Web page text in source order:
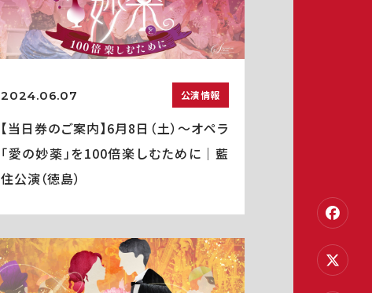
2024.06.07 公演情報
【当日券のご案内】6月8日（土）～オペラ
「愛の妙薬」を100倍楽しむために｜藍
住公演（徳島）